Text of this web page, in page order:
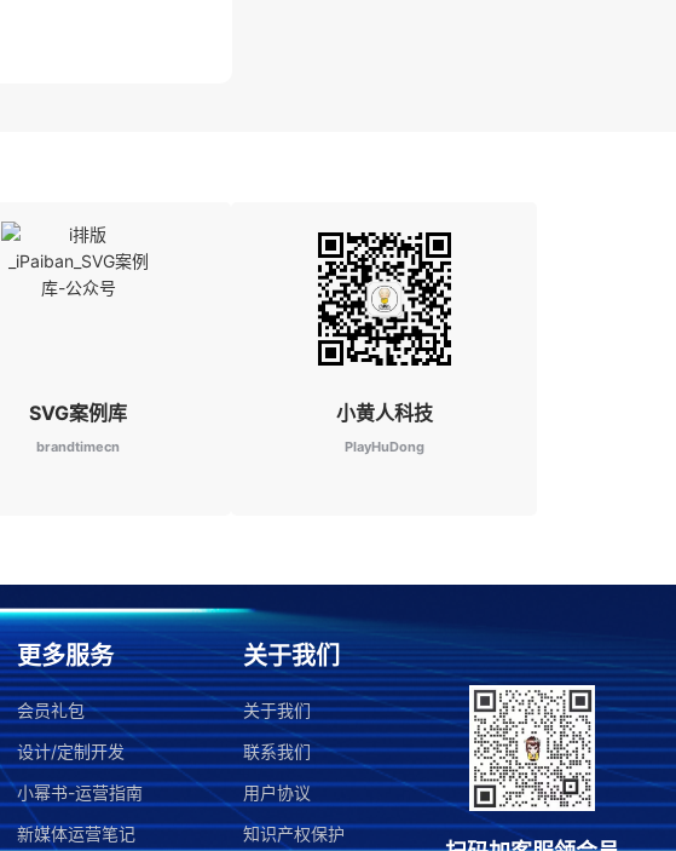
SVG案例库
brandtimecn
小黄人科技
PlayHuDong
更多服务
会员礼包
设计/定制开发
小幂书-运营指南
新媒体运营笔记
关于我们
关于我们
联系我们
用户协议
知识产权保护